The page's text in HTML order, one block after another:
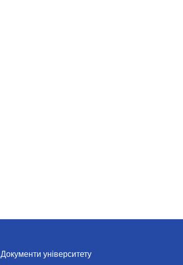
Документи університету